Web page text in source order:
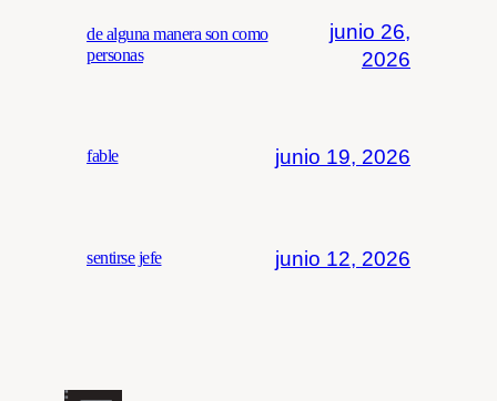
de alguna manera son como
personas
junio 26,
2026
fable junio 19, 2026
sentirse jefe junio 12, 2026